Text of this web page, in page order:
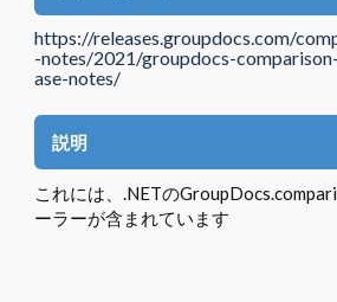
https://releases.groupdocs.com/
-notes/2021/groupdocs-
ase-notes/
説明
これには、.NETの
ーラーが含まれています